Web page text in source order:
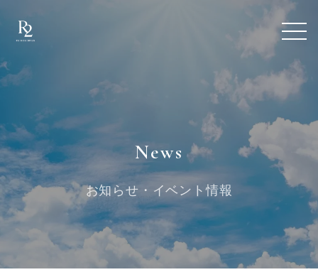
News
お知らせ・イベント情報